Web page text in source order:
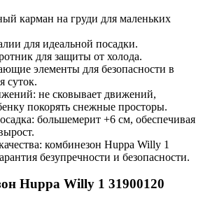
карман на груди для маленьких
для идеальной посадки.
для защиты от холода.
элементы для безопасности в
суток.
не сковывает движений,
покорять снежные просторы.
большемерит +6 см, обеспечивая
комбинезон Huppa Willy 1
безупречности и безопасности.
Huppa Willy 1 31900120